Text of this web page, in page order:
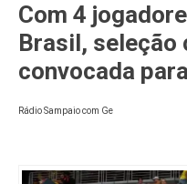
Com 4
Brasil, seleção
convocada
Rádio Sampaio com Ge